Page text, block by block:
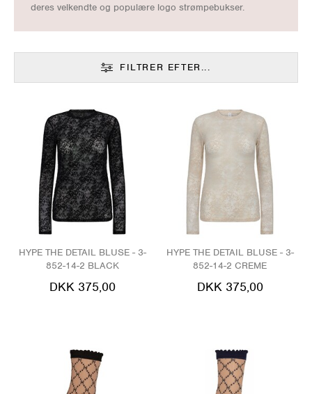
deres velkendte og populære logo strømpebukser.
FILTRER EFTER...
HYPE THE DETAIL BLUSE - 3-
852-14-2 BLACK
DKK 375,00
HYPE THE DETAIL BLUSE - 3-
852-14-2 CREME
DKK 375,00